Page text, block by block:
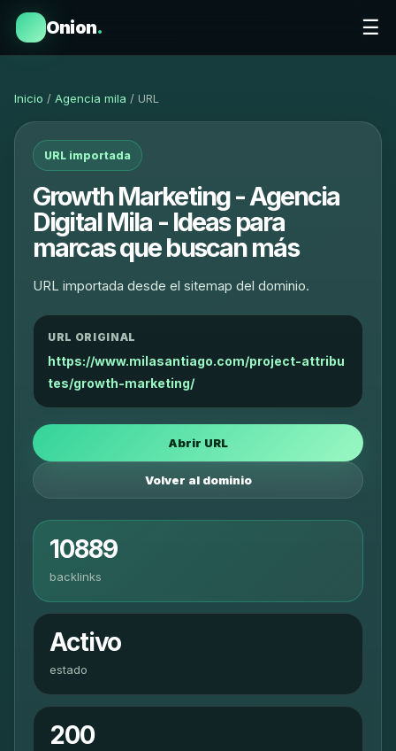
Onion. ☰
Inicio / Agencia mila / URL
URL importada
Growth Marketing - Agencia
Digital Mila - Ideas para
marcas que buscan más
URL importada desde el sitemap del dominio.
URL ORIGINAL
https://www.milasantiago.com/project-attribu
tes/growth-marketing/
Abrir URL
Volver al dominio
10889
backlinks
Activo
estado
200